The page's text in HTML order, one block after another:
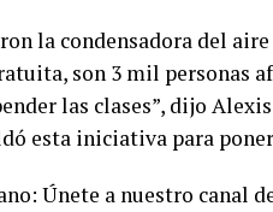
la condensadora del
son 3 mil personas
las clases”, dijo
esta iniciativa para
Únete a nuestro canal